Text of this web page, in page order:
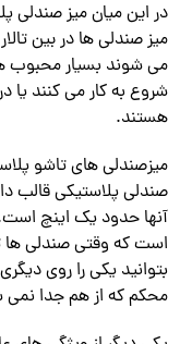
در این میان میز صندلی
میز صندلی ها در بین
می شوند بسیار محبوب
شروع به کار می کنند یا
هستند.
میزصندلی های تاشو
صندلی پلاستیکی
آنها حدود یک اینچ
است که وقتی صندلی ها
بتوانید یکی را روی
محکم که از هم جدا نمی